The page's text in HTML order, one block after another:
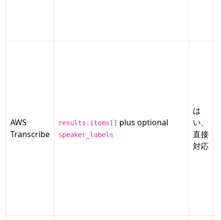
AWS
Transcribe
results.items[] plus optional
speaker_labels
は
い、
直接
対応